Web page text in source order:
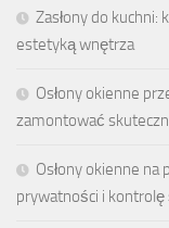
Zasłony do kuchni:
estetyką wnętrza
Osłony okienne
zamontować
Osłony okienne
prywatności i kontrolę